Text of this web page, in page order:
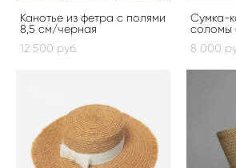
Канотье из фетра с полями
8,5 см/черная
12 500 pуб.
Сумка-
соломы
8 000